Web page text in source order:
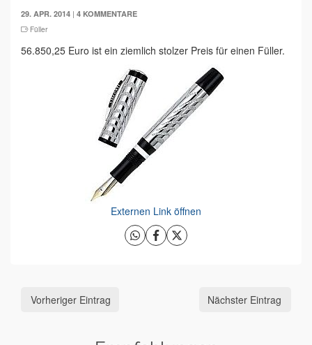
29. APR. 2014 | 4 KOMMENTARE
Füller
56.850,25 Euro ist ein ziemlich stolzer Preis für einen Füller.
Externen Link öffnen
Vorheriger Eintrag Nächster Eintrag